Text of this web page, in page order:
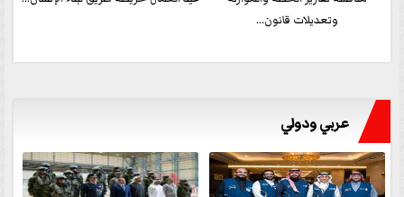
وتعديلات قانون...
عربي ودولي